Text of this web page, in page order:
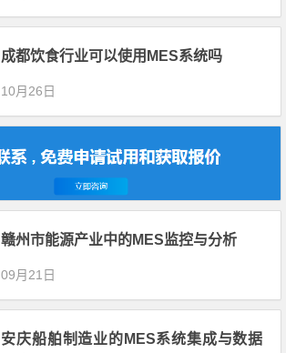
成都饮食行业可以使用MES系统吗
10月26日
赣州市能源产业中的MES监控与分析
09月21日
安庆船舶制造业的MES系统集成与数据